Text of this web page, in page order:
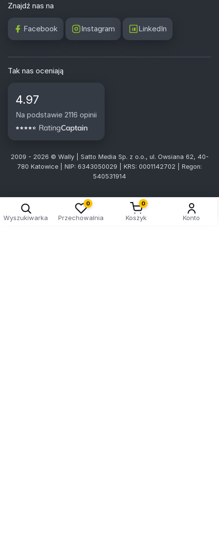
Znajdź nas na
Facebook Instagram LinkedIn
Tak nas oceniają
4.97
Na podstawie 2116 opinii
2009 - 2026 © Wally | Satto Media Sp. z o.o., ul. Owsiana 62, 40-
780 Katowice | NIP: 6343050029 | KRS: 0001142702 | Regon:
540531914
Wyszukiwarka
0
Przechowalnia
0
Koszyk Konto
Kreator doboru tablic